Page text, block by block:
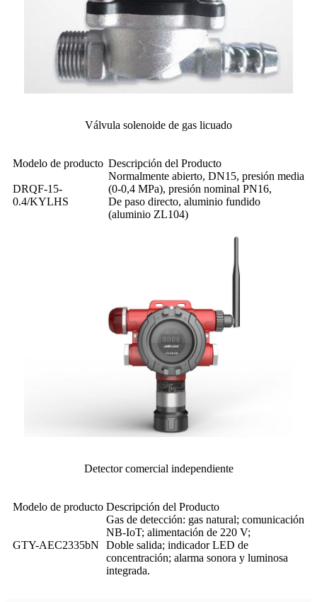
Válvula solenoide de gas licuado
Modelo de producto Descripción del Producto
DRQF-15-
0.4/KYLHS
Normalmente abierto, DN15, presión media
(0-0,4 MPa), presión nominal PN16,
De paso directo, aluminio fundido
(aluminio ZL104)
Detector comercial independiente
Modelo de producto Descripción del Producto
GTY-AEC2335bN
Gas de detección: gas natural; comunicación
NB-IoT; alimentación de 220 V;
Doble salida; indicador LED de
concentración; alarma sonora y luminosa
integrada.